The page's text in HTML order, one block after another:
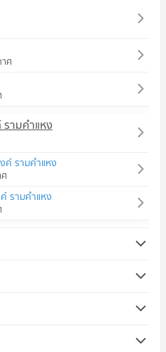
ศ
ามคำแหง
ค์ รามคำแหง
รามคำแหง
เขตประสานมิตร
าเขตประสานมิตร
เขตประสานมิตร